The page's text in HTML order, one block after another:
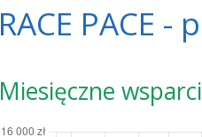
RACE PACE
Miesięczne